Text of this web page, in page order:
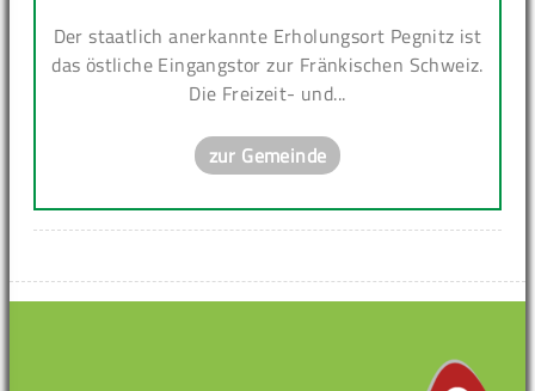
Der staatlich anerkannte Erholungsort Pegnitz ist
das östliche Eingangstor zur Fränkischen Schweiz.
Die Freizeit- und...
zur Gemeinde